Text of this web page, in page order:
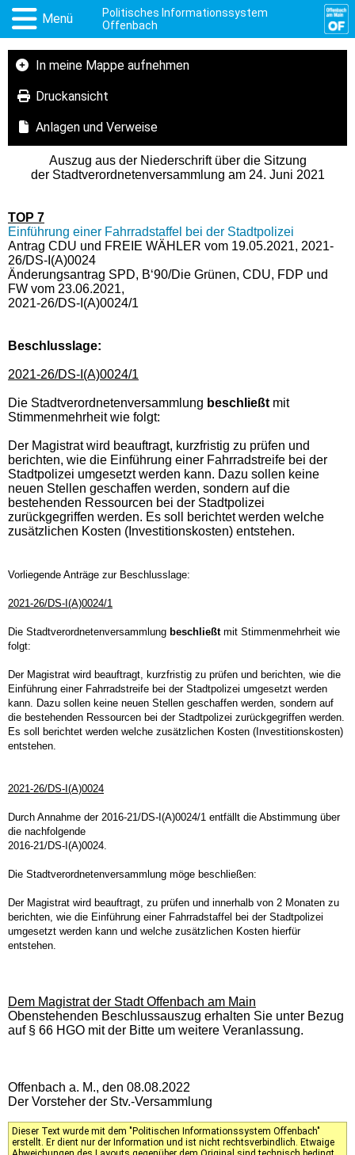
Menü
Politisches Informationssystem
Offenbach
In meine Mappe aufnehmen
Druckansicht
Anlagen und Verweise
Auszug aus der Niederschrift über die Sitzung
der Stadtverordnetenversammlung am 24. Juni 2021
TOP 7
Einführung einer Fahrradstaffel bei der Stadtpolizei
Antrag CDU und FREIE WÄHLER vom 19.05.2021, 2021-
26/DS-I(A)0024
Änderungsantrag SPD, B‘90/Die Grünen, CDU, FDP und
FW vom 23.06.2021,
2021-26/DS-I(A)0024/1
Beschlusslage:
2021-26/DS-I(A)0024/1
Die Stadtverordnetenversammlung beschließt mit
Stimmenmehrheit wie folgt:
Der Magistrat wird beauftragt, kurzfristig zu prüfen und
berichten, wie die Einführung einer Fahrradstreife bei der
Stadtpolizei umgesetzt werden kann. Dazu sollen keine
neuen Stellen geschaffen werden, sondern auf die
bestehenden Ressourcen bei der Stadtpolizei
zurückgegriffen werden. Es soll berichtet werden welche
zusätzlichen Kosten (Investitionskosten) entstehen.
Vorliegende Anträge zur Beschlusslage:
2021-26/DS-I(A)0024/1
Die Stadtverordnetenversammlung beschließtmit Stimmenmehrheit wie
folgt:
Der Magistrat wird beauftragt, kurzfristig zu prüfen und berichten, wie die
Einführung einer Fahrradstreife bei der Stadtpolizei umgesetzt werden
kann. Dazu sollen keine neuen Stellen geschaffen werden, sondern auf
die bestehenden Ressourcen bei der Stadtpolizei zurückgegriffen werden.
Es soll berichtet werden welche zusätzlichen Kosten (Investitionskosten)
entstehen.
2021-26/DS-I(A)0024
Durch Annahme der 2016-21/DS-I(A)0024/1 entfällt die Abstimmung über
die nachfolgende
2016-21/DS-I(A)0024.
Die Stadtverordnetenversammlung möge beschließen:
Der Magistrat wird beauftragt, zu prüfen und innerhalb von 2 Monaten zu
berichten, wie die Einführung einer Fahrradstaffel bei der Stadtpolizei
umgesetzt werden kann und welche zusätzlichen Kosten hierfür
entstehen.
Dem Magistrat der Stadt Offenbach am Main
Obenstehenden Beschlussauszug erhalten Sie unter Bezug
auf § 66 HGO mit der Bitte um weitere Veranlassung.
Offenbach a. M., den 08.08.2022
Der Vorsteher der Stv.-Versammlung
Dieser Text wurde mit dem "Politischen Informationssystem Offenbach"
erstellt. Er dient nur der Information und ist nicht rechtsverbindlich. Etwaige